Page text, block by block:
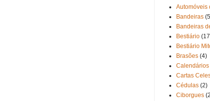
Automóveis
Bandeiras
Bandeiras
Bestiário
Bestiário
Brasões (4)
Calendários
Cartas
Cédulas (2)
Ciborgues